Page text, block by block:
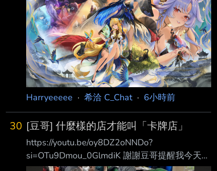
版本的雖然在節奏上有拖沓的地方但核心的情感
我能感受得到，200年前的雲淵之役就算知道是
有去無回的戰役，玄方人們不論是為了親人、為
了這遍深愛的土地或其他理由最終都選擇挺身而
出。 損壞過，修補變好 毀滅過，重建就好 所
以，哪怕災難如輪迴一般上演 我們 —— 仍會做
出同樣的選擇。 如今玄方城同樣陷入危機
Harryeeeee · 希洽 C_Chat· 6小時前
30 [豆哥] 什麼樣的店才能叫「卡牌店」
https://youtu.be/oy8DZ2oNNDo?
si=OTu9Dmou_0GlmdiK 謝謝豆哥提醒我今天是